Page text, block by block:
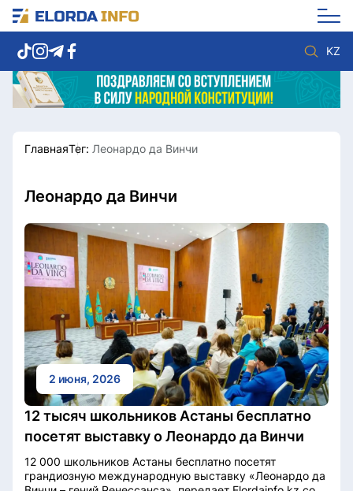
KZ
Новости столицы
Политика
Спорт
Культура
Видео
Мир
Послание
Служба Комплаенс
Этический кодекс
Служу стране
ГлавнаяТег: Леонардо да Винчи
Леонардо да Винчи
2 июня, 2026
12 тысяч школьников Астаны бесплатно
посетят выставку о Леонардо да Винчи
12 000 школьников Астаны бесплатно посетят
грандиозную международную выставку «Леонардо да